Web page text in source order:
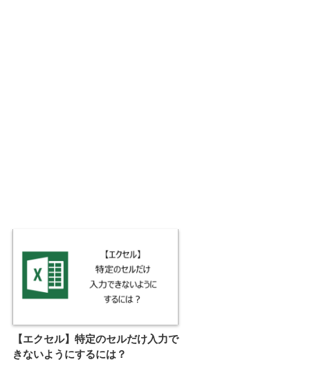
【エクセル】特定のセルだけ入力で
きないようにするには？